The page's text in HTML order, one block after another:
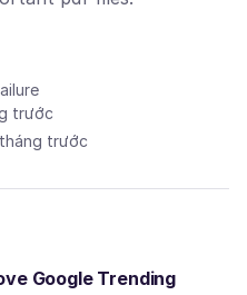
trước
trước
Google Trending